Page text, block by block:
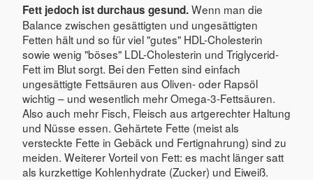
Fett jedoch ist durchaus gesund.Wenn man die
Balance zwischen gesättigten und ungesättigten
Fetten hält und so für viel "gutes" HDL-Cholesterin
sowie wenig "böses" LDL-Cholesterin und Triglycerid-
Fett im Blut sorgt. Bei den Fetten sind einfach
ungesättigte Fettsäuren aus Oliven- oder Rapsöl
wichtig – und wesentlich mehr Omega-3-Fettsäuren.
Also auch mehr Fisch, Fleisch aus artgerechter Haltung
und Nüsse essen. Gehärtete Fette (meist als
versteckte Fette in Gebäck und Fertignahrung) sind zu
meiden. Weiterer Vorteil von Fett: es macht länger satt
als kurzkettige Kohlenhydrate (Zucker) und Eiweiß.